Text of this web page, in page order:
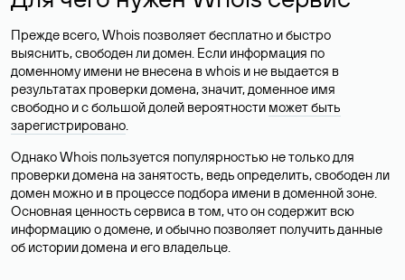
Прежде всего, Whois позволяет бесплатно и быстро
выяснить, свободен ли домен. Если информация по
доменному имени не внесена в whois и не выдается в
результатах проверки домена, значит, доменное имя
свободно и с большой долей вероятности может быть
зарегистрировано.
Однако Whois пользуется популярностью не только для
проверки домена на занятость, ведь определить, свободен ли
домен можно и в процессе подбора имени в доменной зоне.
Основная ценность сервиса в том, что он содержит всю
информацию о домене, и обычно позволяет получить данные
об истории домена и его владельце.